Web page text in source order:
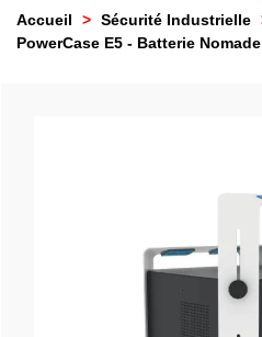
Accueil > Sécurité Industrielle
PowerCase E5 - Batterie